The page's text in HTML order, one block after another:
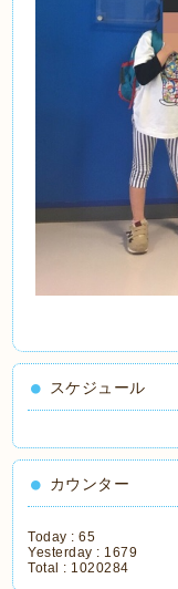
スケジュール
カウンター
Today :65
Yesterday : 1679
Total : 1020284